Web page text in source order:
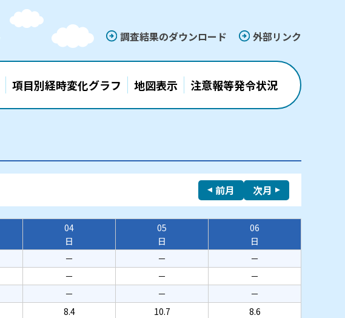
項目別経時変化グラフ 地図表示 注意報等発令状況
調査結果のダウンロード 外部リンク
前月 次月
04
日
05
日
06
日
－ －
－
－ －
－
－ －
－
8.4 10.7
8.6